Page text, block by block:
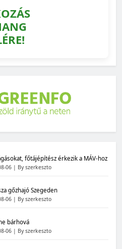
főtájépítész érkezik a MÁV-hoz
06 By szerkeszto
gőzhajó Szegeden
06 By szerkeszto
bárhová
06 By szerkeszto